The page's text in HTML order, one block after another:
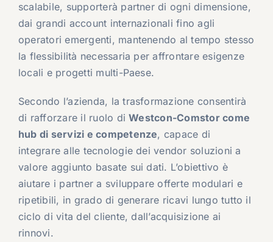
scalabile, supporterà partner di ogni dimensione,
dai grandi account internazionali fino agli
operatori emergenti, mantenendo al tempo stesso
la flessibilità necessaria per affrontare esigenze
locali e progetti multi-Paese.
Secondo l’azienda, la trasformazione consentirà
di rafforzare il ruolo diWestcon-Comstor come
hub di servizi e competenze, capace di
integrare alle tecnologie dei vendor soluzioni a
valore aggiunto basate sui dati. L’obiettivo è
aiutare i partner a sviluppare offerte modulari e
ripetibili, in grado di generare ricavi lungo tutto il
ciclo di vita del cliente, dall’acquisizione ai
rinnovi.